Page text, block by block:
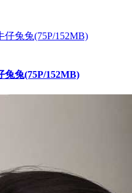
兔兔(75P/152MB)